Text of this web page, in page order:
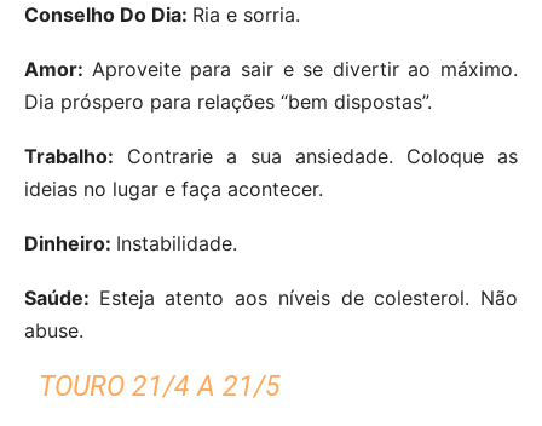
Conselho Do Dia: Ria e sorria.
Amor: Aproveite para sair e se divertir ao máximo.
Dia próspero para relações “bem dispostas”.
Trabalho: Contrarie a sua ansiedade. Coloque as
ideias no lugar e faça acontecer.
Dinheiro: Instabilidade.
Saúde: Esteja atento aos níveis de colesterol. Não
abuse.
TOURO 21/4 A 21/5